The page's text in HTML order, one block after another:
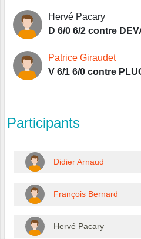
Hervé Pacary
D 6/0 6/2 contre
Patrice Giraudet
V 6/1 6/0 contre
Participants
Didier Arnaud
François Bernard
Hervé Pacary